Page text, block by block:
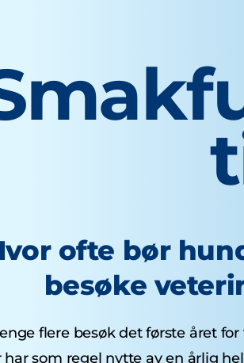
ofte bør
besøke
flere besøk det første året for
har som regel nytte av en årlig